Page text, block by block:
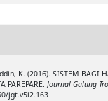
K. (2016). SISTEM BAGI
PAREPARE. Journal Galung
jgt.v5i2.163